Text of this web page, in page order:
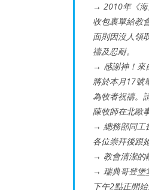
→ 2010年《海
收包裹單給教
面則因沒人領
禱及忍耐。
→ 感謝神！來
將於本月17號
為牧者祝禱。
陳牧師在北歐
→ 總務部同工
各位崇拜後跟
→ 教會清潔的
→ 瑞典哥登堡
下午2點正開始